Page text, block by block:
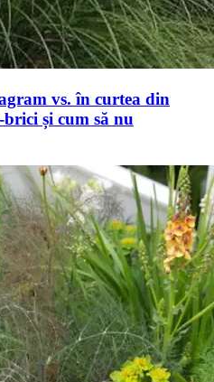
vs. în curtea din
și cum să nu